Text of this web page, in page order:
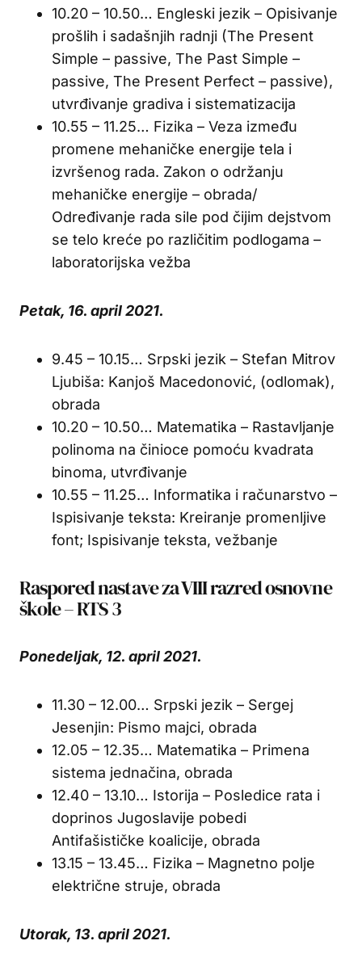
10.20 – 10.50… Engleski jezik – Opisivanje
prošlih i sadašnjih radnji (The Present
Simple – passive, The Past Simple –
passive, The Present Perfect – passive),
utvrđivanje gradiva i sistematizacija
10.55 – 11.25… Fizika – Veza između
promene mehaničke energije tela i
izvršenog rada. Zakon o održanju
mehaničke energije – obrada/
Određivanje rada sile pod čijim dejstvom
se telo kreće po različitim podlogama –
laboratorijska vežba
Petak, 16. april 2021.
9.45 – 10.15… Srpski jezik – Stefan Mitrov
Ljubiša: Kanjoš Macedonović, (odlomak),
obrada
10.20 – 10.50… Matematika – Rastavljanje
polinoma na činioce pomoću kvadrata
binoma, utvrđivanje
10.55 – 11.25… Informatika i računarstvo –
Ispisivanje teksta: Kreiranje promenljive
font; Ispisivanje teksta, vežbanje
Raspored nastave za VIII razred osnovne
škole – RTS 3
Ponedeljak, 12. april 2021.
11.30 – 12.00… Srpski jezik – Sergej
Jesenjin: Pismo majci, obrada
12.05 – 12.35… Matematika – Primena
sistema jednačina, obrada
12.40 – 13.10… Istorija – Posledice rata i
doprinos Jugoslavije pobedi
Antifašističke koalicije, obrada
13.15 – 13.45… Fizika – Magnetno polje
električne struje, obrada
Utorak, 13. april 2021.